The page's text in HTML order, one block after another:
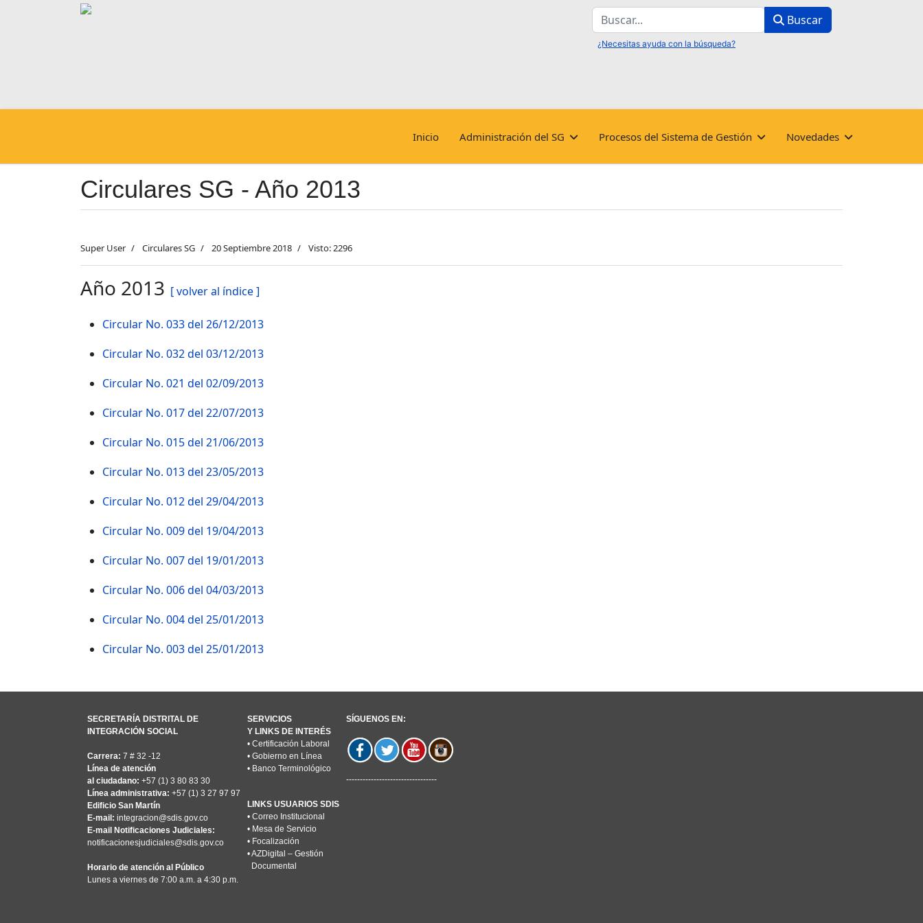
Buscar Buscar
Inicio Administración del SG Procesos del Sistema de Gestión Novedades
Circulares SG - Año 2013
Super User Circulares SG 20 Septiembre 2018 Visto: 2296
Año 2013 [ volver al índice ]
Circular No. 033 del 26/12/2013
Circular No. 032 del 03/12/2013
Circular No. 021 del 02/09/2013
Circular No. 017 del 22/07/2013
Circular No. 015 del 21/06/2013
Circular No. 013 del 23/05/2013
Circular No. 012 del 29/04/2013
Circular No. 009 del 19/04/2013
Circular No. 007 del 19/01/2013
Circular No. 006 del 04/03/2013
Circular No. 004 del 25/01/2013
Circular No. 003 del 25/01/2013
SECRETARÍA DISTRITAL DE
INTEGRACIÓN SOCIAL
Carrera: 7 # 32 -12
Línea de atención
al ciudadano: +57 (1) 3 80 83 30
Línea administrativa: +57 (1) 3 27 97 97
Edificio San Martín
E-mail: integracion@sdis.gov.co
E-mail Notificaciones Judiciales:
notificacionesjudiciales@sdis.gov.co
Horario de atención al Público
Lunes a viernes de 7:00 a.m. a 4:30 p.m.
SERVICIOS
Y LINKS DE INTERÉS
• Certificación Laboral
• Gobierno en Línea
• Banco Terminológico
LINKS USUARIOS SDIS
• Correo Institucional
• Mesa de Servicio
• Focalización
•AZDigital – Gestión
Documental
SÍGUENOS EN:
---------------------------------